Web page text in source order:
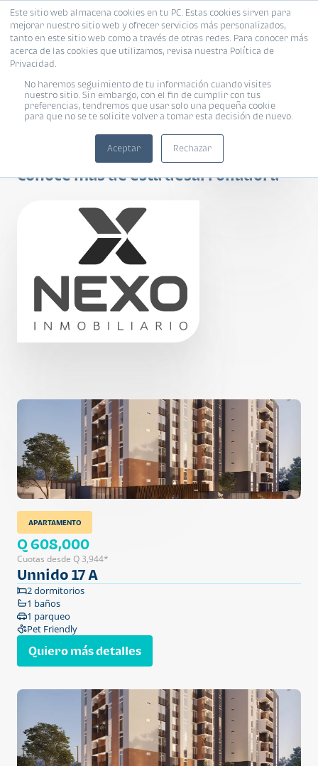
Este sitio web almacena cookies en tu PC. Estas cookies sirven para
mejorar nuestro sitio web y ofrecer servicios más personalizados,
tanto en este sitio web como a través de otras redes. Para conocer más
acerca de las cookies que utilizamos, revisa nuestra Política de
Privacidad.
No haremos seguimiento de tu información cuando visites
nuestro sitio. Sin embargo, con el fin de cumplir con tus
preferencias, tendremos que usar solo una pequeña cookie
para que no se te solicite volver a tomar esta decisión de nuevo.
Aceptar Rechazar
Unnido 17
Conoce más de esta desarrolladora
APARTAMENTO
Q 608,000
Cuotas desde Q 3,944*
Unnido 17 A
2 dormitorios
1 baños
1 parqueo
Pet Friendly
Quiero más detalles